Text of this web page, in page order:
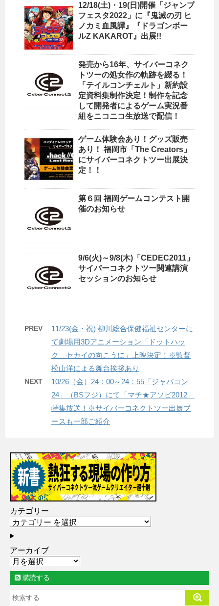
12/18(土)・19(日)開催「ジャンプ
フェスタ2022」に『鬼滅の刃 ヒ
ノカミ血風譚』『ドラゴンボー
ルZ KAKAROT』出展!!
発売から16年、サイバーコネク
トツーの処女作の軌跡を綴る！
「テイルコンチェルト」新約設
定資料集制作決定！制作を記念
して開発者によるゲーム実況番
組をニコニコ生放送で配信！
ゲーム体験会あり！グッズ販売
あり！ 福岡市「The Creators」
にサイバーコネクトツー出展決
定！！
第６回 福岡ゲームコンテスト開
催のお知らせ
9/6(火)～9/8(木)「CEDEC2011」
サイバーコネクトツー関連講演
セッションのお知らせ
PREV
11/23(金・祝) 柳川総合保健福祉センターに
て劇場用3Dアニメーション「ドットハッ
ク セカイの向こうに」上映決定！※監督
松山洋による舞台挨拶あり
NEXT
10/26（金）24：00～24：55「ジャパコン
24」（BSフジ）にて「マチ★アソビ2012」
特集放送！※サイバーコネクトツー出展ブ
ースも一部ご紹介
カテゴリー
アーカイブ
購読する